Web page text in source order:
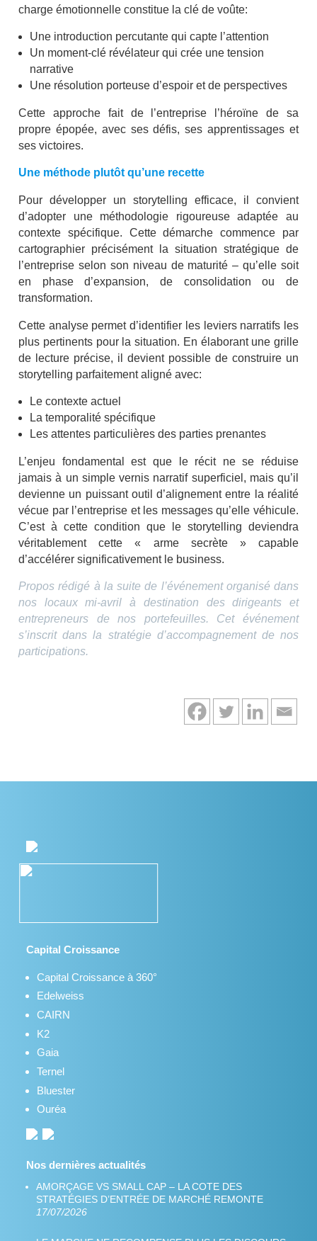
charge émotionnelle constitue la clé de voûte:
Une introduction percutante qui capte l’attention
Un moment-clé révélateur qui crée une tension
narrative
Une résolution porteuse d’espoir et de perspectives
Cette approche fait de l’entreprise l’héroïne de sa
propre épopée, avec ses défis, ses apprentissages et
ses victoires.
Une méthode plutôt qu’une recette
Pour développer un storytelling efficace, il convient
d’adopter une méthodologie rigoureuse adaptée au
contexte spécifique. Cette démarche commence par
cartographier précisément la situation stratégique de
l’entreprise selon son niveau de maturité – qu’elle soit
en phase d’expansion, de consolidation ou de
transformation.
Cette analyse permet d’identifier les leviers narratifs les
plus pertinents pour la situation. En élaborant une grille
de lecture précise, il devient possible de construire un
storytelling parfaitement aligné avec:
Le contexte actuel
La temporalité spécifique
Les attentes particulières des parties prenantes
L’enjeu fondamental est que le récit ne se réduise
jamais à un simple vernis narratif superficiel, mais qu’il
devienne un puissant outil d’alignement entre la réalité
vécue par l’entreprise et les messages qu’elle véhicule.
C’est à cette condition que le storytelling deviendra
véritablement cette « arme secrète » capable
d’accélérer significativement le business.
Propos rédigé à la suite de l’événement organisé dans
nos locaux mi-avril à destination des dirigeants et
entrepreneurs de nos portefeuilles.
Cet événement
s’inscrit dans la stratégie d’accompagnement de nos
participations.
Capital Croissance
Capital Croissance à 360°
Edelweiss
CAIRN
K2
Gaia
Ternel
Bluester
Ouréa
Nos dernières actualités
AMORÇAGE VS SMALL CAP – LA COTE DES
STRATÉGIES D’ENTRÉE DE MARCHÉ REMONTE
17/07/2026